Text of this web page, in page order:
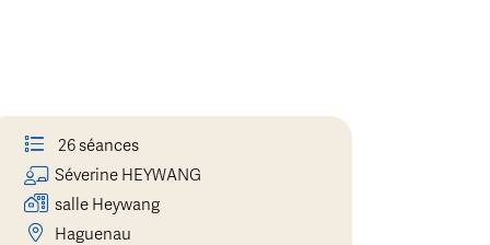
26 séances
Séverine HEYWANG
salle Heywang
Haguenau